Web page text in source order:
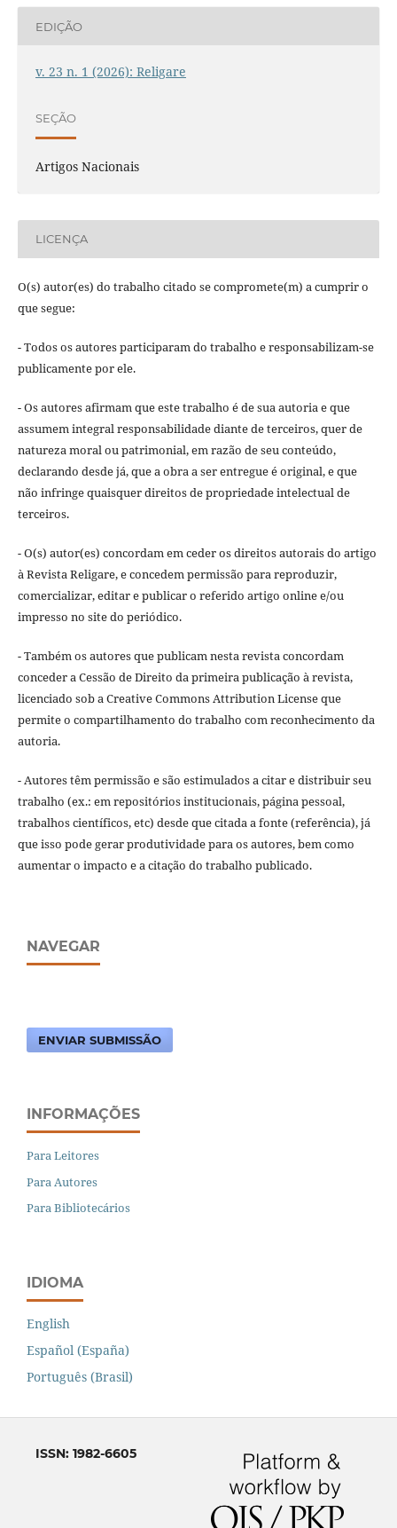
EDIÇÃO
v. 23 n. 1 (2026): Religare
SEÇÃO
Artigos Nacionais
LICENÇA
O(s) autor(es) do trabalho citado se compromete(m) a cumprir o
que segue:
- Todos os autores participaram do trabalho e responsabilizam-se
publicamente por ele.
- Os autores afirmam que este trabalho é de sua autoria e que
assumem integral responsabilidade diante de terceiros, quer de
natureza moral ou patrimonial, em razão de seu conteúdo,
declarando desde já, que a obra a ser entregue é original, e que
não infringe quaisquer direitos de propriedade intelectual de
terceiros.
- O(s) autor(es) concordam em ceder os direitos autorais do artigo
à Revista Religare, e concedem permissão para reproduzir,
comercializar, editar e publicar o referido artigo online e/ou
impresso no site do periódico.
- Também os autores que publicam nesta revista concordam
conceder a Cessão de Direito da primeira publicação à revista,
licenciado sob a Creative Commons Attribution License que
permite o compartilhamento do trabalho com reconhecimento da
autoria.
- Autores têm permissão e são estimulados a citar e distribuir seu
trabalho (ex.: em repositórios institucionais, página pessoal,
trabalhos científicos, etc) desde que citada a fonte (referência), já
que isso pode gerar produtividade para os autores, bem como
aumentar o impacto e a citação do trabalho publicado.
NAVEGAR
ENVIAR SUBMISSÃO
INFORMAÇÕES
Para Leitores
Para Autores
Para Bibliotecários
IDIOMA
English
Español (España)
Português (Brasil)
ISSN: 1982-6605